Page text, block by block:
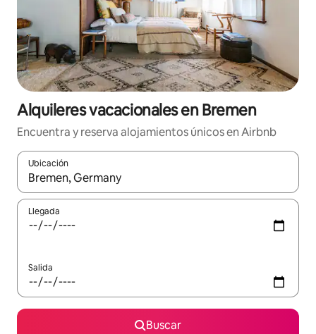
Alquileres vacacionales en Bremen
Encuentra y reserva alojamientos únicos en Airbnb
Ubicación
Cuando los resultados estén disponibles, navega con las
Llegada
Salida
Buscar